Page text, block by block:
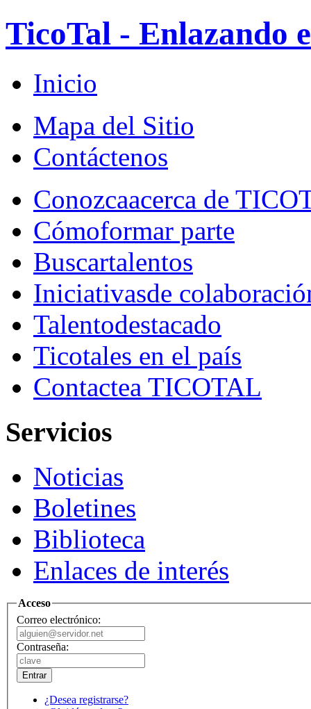
TicoTal - Enlazando
Inicio
Mapa del Sitio
Contáctenos
Conozcaacerca de
Cómoformar parte
Buscartalentos
Iniciativasde
Talentodestacado
Ticotales en el país
Contactea TICOTAL
Servicios
Noticias
Boletines
Biblioteca
Enlaces de interés
Acceso
Correo electrónico:
Contraseña:
¿Desea registrarse?